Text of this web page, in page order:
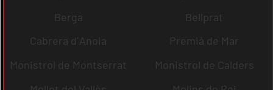
Berga
Bellprat
Cabrera d´Anoia
Premià de Mar
Monistrol de Montserrat
Monistrol de Calders